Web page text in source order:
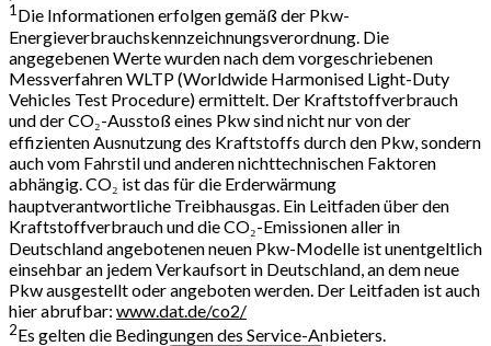
1Die Informationen erfolgen gemäß der Pkw-
Energieverbrauchskennzeichnungsverordnung. Die
angegebenen Werte wurden nach dem vorgeschriebenen
Messverfahren WLTP (Worldwide Harmonised Light-Duty
Vehicles Test Procedure) ermittelt. Der Kraftstoffverbrauch
und der CO₂-Ausstoß eines Pkw sind nicht nur von der
effizienten Ausnutzung des Kraftstoffs durch den Pkw, sondern
auch vom Fahrstil und anderen nichttechnischen Faktoren
abhängig. CO₂ ist das für die Erderwärmung
hauptverantwortliche Treibhausgas. Ein Leitfaden über den
Kraftstoffverbrauch und die CO₂-Emissionen aller in
Deutschland angebotenen neuen Pkw-Modelle ist unentgeltlich
einsehbar an jedem Verkaufsort in Deutschland, an dem neue
Pkw ausgestellt oder angeboten werden. Der Leitfaden ist auch
hier abrufbar: www.dat.de/co2/
2Es gelten die Bedingungen des Service-Anbieters.